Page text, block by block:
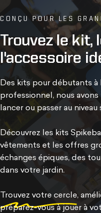
CONÇU POUR LES
Trouvez le kit,
l'accessoire
Des kits pour débutants à
professionnel, nous
lancer ou passer au niveau
Découvrez les kits
vêtements et les offres
échanges épiques, des
dans votre jardin.
Trouvez votre cercle,
préparez-vous à jouer à